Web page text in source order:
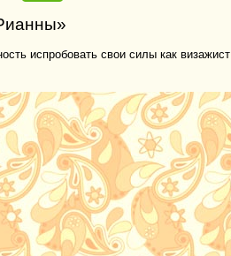
испробовать свои силы как визажист